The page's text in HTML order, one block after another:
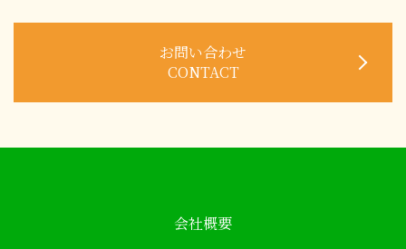
お問い合わせ
CONTACT
会社概要